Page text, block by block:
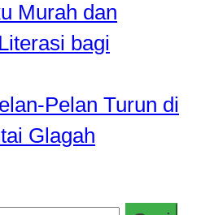
Murah dan
bagi
Pelan Turun di
Glagah